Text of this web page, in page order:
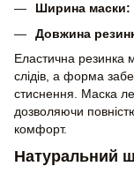
Ширина маски:
Довжина
Еластична резинка
слідів, а форма
стиснення. Маска
дозволяючи
комфорт.
Натуральний